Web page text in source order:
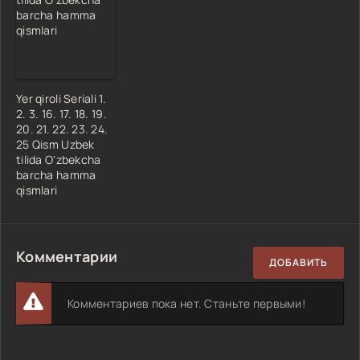
Yer qiroli Seriali 1.
2. 3. 16. 17. 18. 19.
20. 21. 22. 23. 24.
25 Qism Uzbek
tilida O'zbekcha
barcha hamma
qismlari
Комментарии ДОБАВИТЬ
Комментариев пока нет. Станьте первыми!